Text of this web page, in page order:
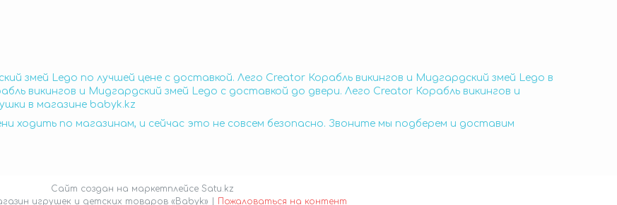
змей Lego по лучшей цене с доставкой. Лего Creator Корабль викингов и Мидгардский змей Lego в
викингов и Мидгардский змей Lego с доставкой до двери. Лего Creator Корабль викингов и
в магазине babyk.kz
ходить по магазинам, и сейчас это не совсем безопасно. Звоните мы подберем и доставим
Сайт создан на маркетплейсе Satu.kz
Пожаловаться на контент